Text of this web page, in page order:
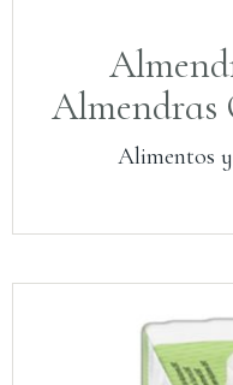
Almendras
Alimentos